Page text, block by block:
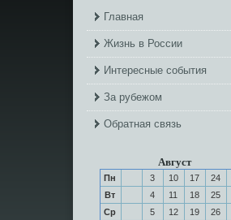
Главная
Жизнь в России
Интересные события
За рубежом
Обратная связь
Август
Пн 3 10 17 24
Вт
4 11 18
25
Ср
5 12 19
26